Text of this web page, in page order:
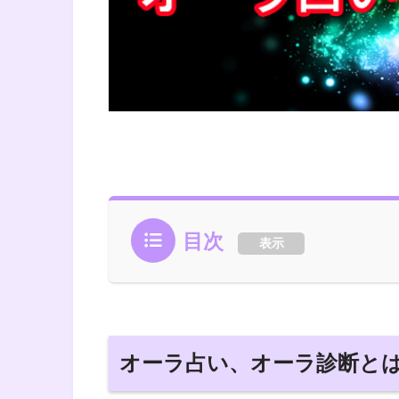
目次 表示
オーラ占い、オーラ診断と